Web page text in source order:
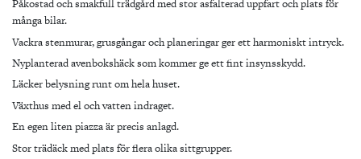
Påkostad och smakfull trädgård med stor asfalterad uppfart och plats för
många bilar.
Vackra stenmurar, grusgångar och planeringar ger ett harmoniskt intryck.
Nyplanterad avenbokshäck som kommer ge ett fint insynsskydd.
Läcker belysning runt om hela huset.
Växthus med el och vatten indraget.
En egen liten piazza är precis anlagd.
Stor trädäck med plats för flera olika sittgrupper.